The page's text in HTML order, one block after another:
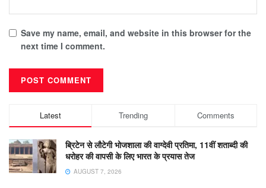
Save my name, email, and website in this browser for the
next time I comment.
Latest Trending Comments
ब्रिटेन से लौटेगी भोजशाला की वाग्देवी प्रतिमा, 11वीं शताब्दी की
धरोहर की वापसी के लिए भारत के प्रयास तेज
AUGUST 7, 2026